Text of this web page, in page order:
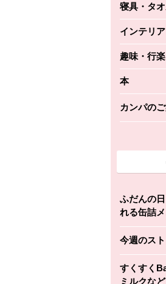
寝具・タ
インテリ
趣味・行
本
カンパの
ふだんの
れる缶詰
今週のスト
すくすく
ミルクなど